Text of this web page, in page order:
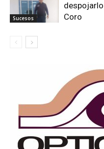
Sucesos
Coro